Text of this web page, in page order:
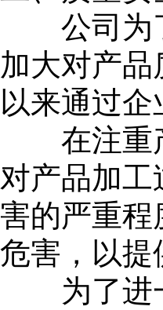
公司为了
加大对产
以来通过
在注重产
对产品加
害的严重
危害，以提
为了进一